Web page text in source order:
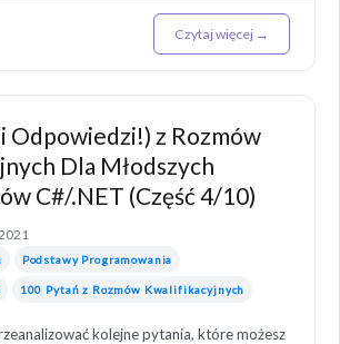
Czytaj więcej →
Odpowiedzi!) z Rozmów
Dla Młodszych
C#/.NET (Część 4/10)
Podstawy Programowania
100 Pytań z Rozmów Kwalifikacyjnych
kolejne pytania, które możesz